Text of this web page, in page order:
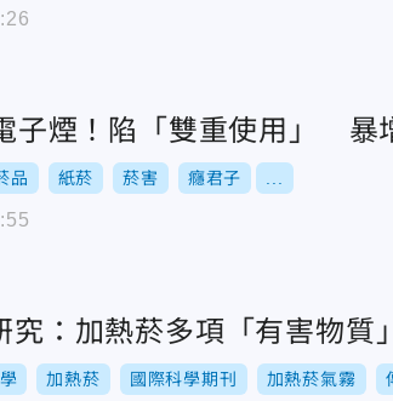
子煙！陷「雙重使用」 暴
品 紙菸 菸害 癮君子
究：加熱菸多項「有害物質
加熱菸 國際科學期刊 加熱菸氣霧